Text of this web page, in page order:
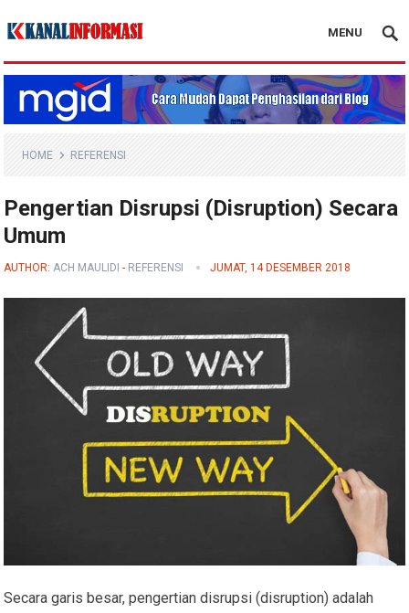
Blog Kanal Info
MENU
HOME REFERENSI
Pengertian Disrupsi (Disruption) Secara
Umum
AUTHOR:ACH MAULIDI - REFERENSI JUMAT, 14 DESEMBER 2018
Secara garis besar, pengertian disrupsi (disruption) adalah